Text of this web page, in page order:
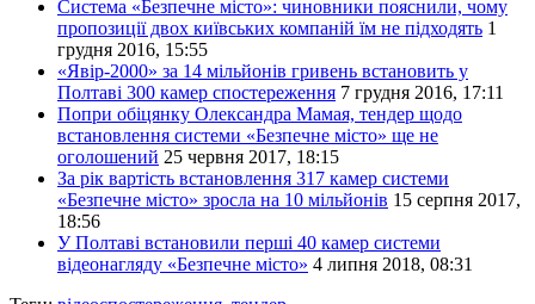
Система «Безпечне місто»: чиновники пояснили, чому
пропозиції двох київських компаній їм не підходять 1
грудня 2016, 15:55
«Явір-2000» за 14 мільйонів гривень встановить у
Полтаві 300 камер спостереження 7 грудня 2016, 17:11
Попри обіцянку Олександра Мамая, тендер щодо
встановлення системи «Безпечне місто» ще не
оголошений 25 червня 2017, 18:15
За рік вартість встановлення 317 камер системи
«Безпечне місто» зросла на 10 мільйонів 15 серпня 2017,
18:56
У Полтаві встановили перші 40 камер системи
відеонагляду «Безпечне місто» 4 липня 2018, 08:31